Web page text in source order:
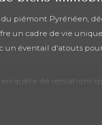
piémont Pyrénéen,
un cadre de vie
un éventail d'atouts
en quête de sensations
d'un